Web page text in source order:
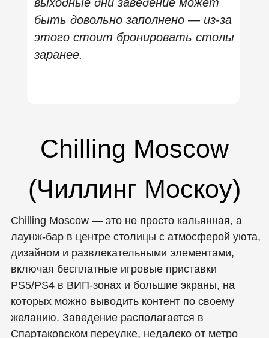
🎮 Игровая зона с приставкой
с большим экраном и PlayStation 5,
где гости могут играть в
любимые игры между кальянами и
общением.
🍹 Кальян и меню
Широкий выбор кальянов от
классики до авторских миксов,
которые готовятся
Меню также включает уличную
еду.
🕐 Круглосуточный режим
Адрес: